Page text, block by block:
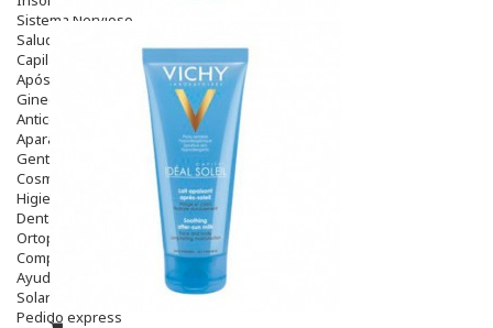
Sistema Nervioso
Salud Bucodental
Capilar
Apósitos
Ginecología
Anticonceptivos
Aparato Genital
Gente Mayor
Cosmética
Higiene
Dentales
Ortopedia
Complementos Nutricionales.
Ayudas
Solares
Pedido express